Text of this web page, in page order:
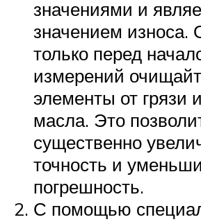
значениями и
значением износа.
только перед
измерений
элементы от грязи
масла. Это
существенно
точность и
погрешность.
С помощью